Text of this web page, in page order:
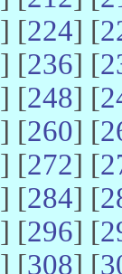
] [224] [
] [236] [
] [248] [
] [260] [
] [272] [
] [284] [
] [296] [
] [308] [